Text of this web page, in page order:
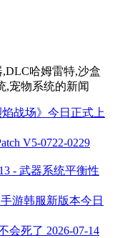
哈姆雷特,沙盒
,宠物系统的新闻
战场》今日正式上
V5-0722-0229
- 武器系统平衡性
游韩服新版本今日
会死了 2026-07-14